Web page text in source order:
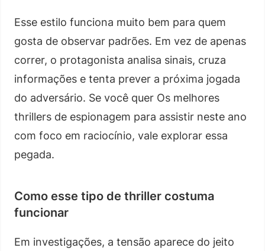
Esse estilo funciona muito bem para quem
gosta de observar padrões. Em vez de apenas
correr, o protagonista analisa sinais, cruza
informações e tenta prever a próxima jogada
do adversário. Se você quer Os melhores
thrillers de espionagem para assistir neste ano
com foco em raciocínio, vale explorar essa
pegada.
Como esse tipo de thriller costuma
funcionar
Em investigações, a tensão aparece do jeito